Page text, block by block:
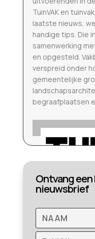
TuinVAK en
laatste nieuws,
handige tips. Die
samenwerking
en opgesteld.
verspreid onder
gemeentelijke
begraafplaatsen
Ontvang een
nieuwsbrief